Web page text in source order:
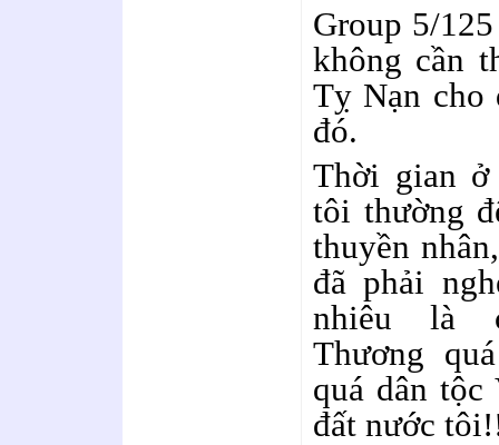
Group 5/
không cần
Tỵ Nạn cho
đó.
Thời gian
tôi thường
thuyền
đã phải
nhiêu là
Thương
quá dân
đất nước